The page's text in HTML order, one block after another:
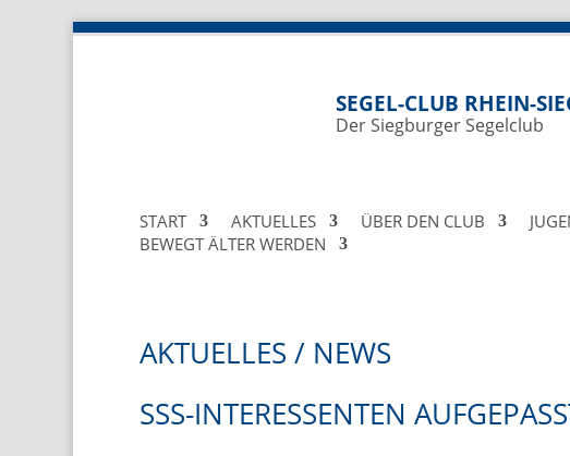
SEGEL-CLUB RHEIN-
Der Siegburger Segelclub
START AKTUELLES ÜBER DEN CLUB
BEWEGT ÄLTER WERDEN
AKTUELLES / NEWS
SSS-INTERESSENTEN